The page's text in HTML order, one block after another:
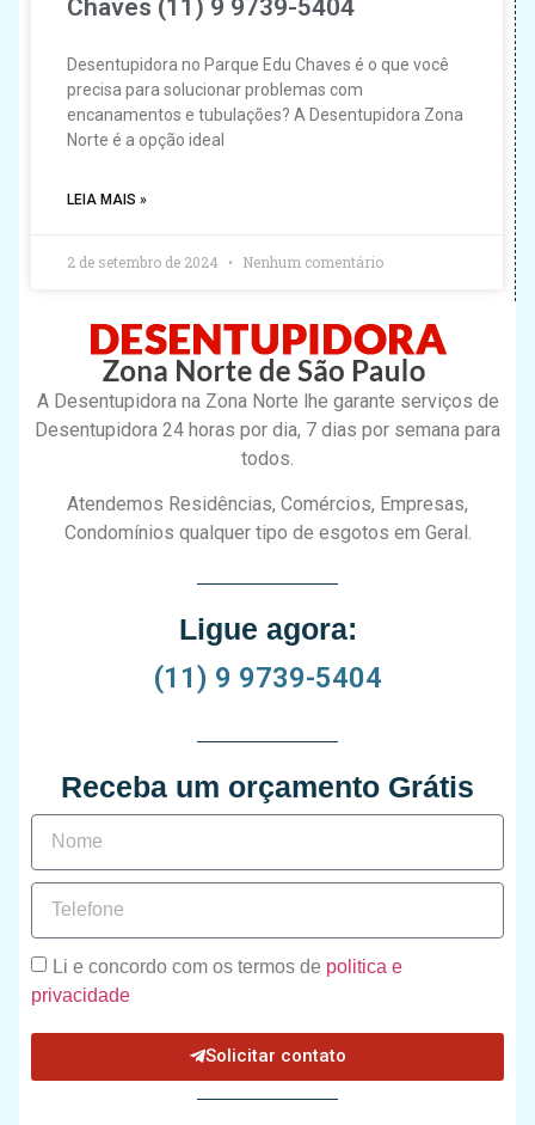
Chaves (11) 9 9739-5404
Desentupidora no Parque Edu Chaves é o que você
precisa para solucionar problemas com
encanamentos e tubulações? A Desentupidora Zona
Norte é a opção ideal
LEIA MAIS »
2 de setembro de 2024 Nenhum comentário
A Desentupidora na Zona Norte lhe garante serviços de
Desentupidora 24 horas por dia, 7 dias por semana para
todos.
Atendemos Residências, Comércios, Empresas,
Condomínios qualquer tipo de esgotos em Geral.
Ligue agora:
(11) 9 9739-5404
Receba um orçamento Grátis
Li e concordo com os termos de politica e
privacidade
Solicitar contato